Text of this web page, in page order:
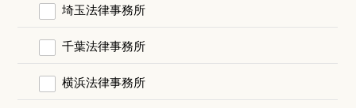
埼玉法律事務所
千葉法律事務所
横浜法律事務所